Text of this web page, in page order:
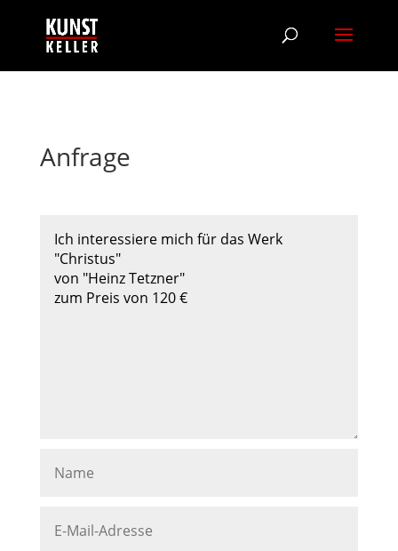
Anfrage